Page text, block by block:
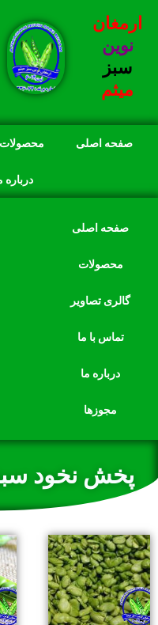
ارمغان
نوین
سبز
میثم
صفحه اصلی محصولات
درباره
صفحه اصلی
محصولات
گالری تصاویر
تماس با ما
درباره ما
مجوزها
پخش نخود